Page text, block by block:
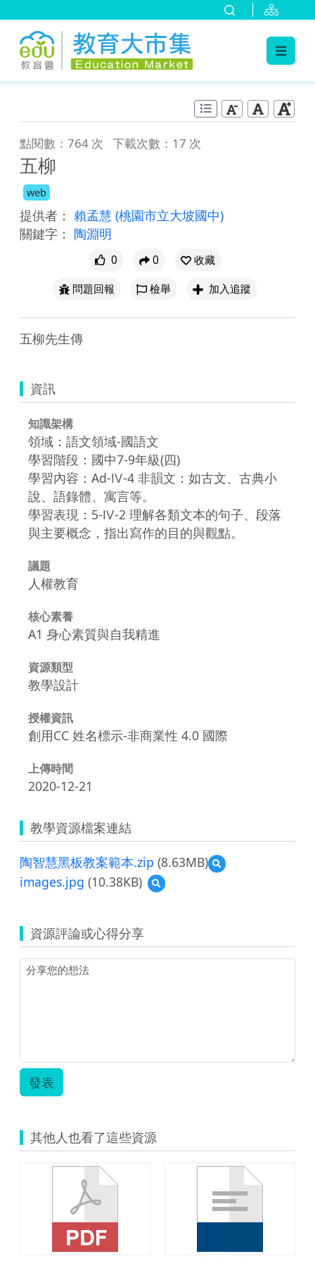
點閱數：764 次 下載次數：17 次
五柳
web
提供者： 賴孟慧 (桃園市立大坡國中)
關鍵字： 陶淵明
0 0
收藏
問題回報
檢舉 加入追蹤
五柳先生傳
資訊
知識架構
領域：語文領域-國語文
學習階段：國中7-9年級(四)
學習內容：Ad-Ⅳ-4 非韻文：如古文、古典小
說、語錄體、寓言等。
學習表現：5-Ⅳ-2 理解各類文本的句子、段落
與主要概念，指出寫作的目的與觀點。
議題
人權教育
核心素養
A1 身心素質與自我精進
資源類型
教學設計
授權資訊
創用CC 姓名標示-非商業性 4.0 國際
上傳時間
2020-12-21
教學資源檔案連結
陶智慧黑板教案範本.zip (8.63MB)
預
覽
教
images.jpg (10.38KB)
預
覽
資源評論或心得分享
發表
其他人也看了這些資源